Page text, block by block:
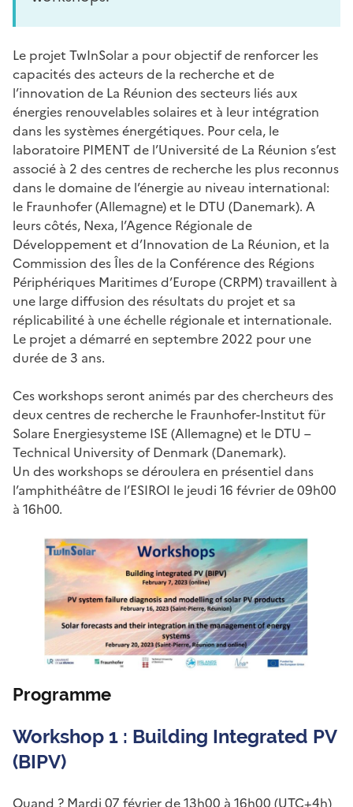
Le projet TwInSolar a pour objectif de renforcer les
capacités des acteurs de la recherche et de
l’innovation de La Réunion des secteurs liés aux
énergies renouvelables solaires et à leur intégration
dans les systèmes énergétiques. Pour cela, le
laboratoire PIMENT de l’Université de La Réunion s’est
associé à 2 des centres de recherche les plus reconnus
dans le domaine de l’énergie au niveau international:
le Fraunhofer (Allemagne) et le DTU (Danemark). A
leurs côtés, Nexa, l’Agence Régionale de
Développement et d’Innovation de La Réunion, et la
Commission des Îles de la Conférence des Régions
Périphériques Maritimes d’Europe (CRPM) travaillent à
une large diffusion des résultats du projet et sa
réplicabilité à une échelle régionale et internationale.
Le projet a démarré en septembre 2022 pour une
durée de 3 ans.
Ces workshops seront animés par des chercheurs des
deux centres de recherche le Fraunhofer-Institut für
Solare Energiesysteme ISE (Allemagne) et le DTU –
Technical University of Denmark (Danemark).
Un des workshops se déroulera en présentiel dans
l’amphithéâtre de l’ESIROI le jeudi 16 février de 09h00
à 16h00.
Programme
Workshop 1 : Building Integrated PV
(BIPV)
Quand ? Mardi 07 février de 13h00 à 16h00 (UTC+4h)